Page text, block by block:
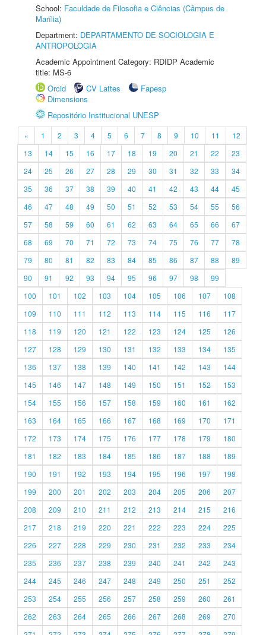
School: Faculdade de Filosofia e Ciências (Câmpus de
Marília)
Department: DEPARTAMENTO DE SOCIOLOGIA E
ANTROPOLOGIA
Academic Appointment Category: RDIDP Academic
title: MS-6
Orcid
CV Lattes
Fapesp
Dimensions
Repositório Institucional UNESP
« 1 2 3 4 5 6 7 8 9 10 11
12
13
14 15 16 17 18 19 20 21 22
23
24
25 26 27 28 29 30 31 32 33
34
35
36 37 38 39 40 41 42 43 44
45
46
47 48 49 50 51 52 53 54 55
56
57
58 59 60 61 62 63 64 65 66
67
68
69 70 71 72 73 74 75 76 77
78
79
80 81 82 83 84 85 86 87 88
89
90
91 92 93 94 95 96 97 98
99
100
101 102 103 104 105 106 107
108
109
110 111 112 113 114 115 116
117
118
119 120 121 122 123 124 125
126
127
128 129 130 131 132 133 134
135
136
137 138 139 140 141 142 143
144
145
146 147 148 149 150 151 152
153
154
155 156 157 158 159 160 161
162
163
164 165 166 167 168 169 170
171
172
173 174 175 176 177 178 179
180
181
182 183 184 185 186 187 188
189
190
191 192 193 194 195 196 197
198
199
200 201 202 203 204 205 206
207
208
209 210 211 212 213 214 215
216
217
218 219 220 221 222 223 224
225
226
227 228 229 230 231 232 233
234
235
236 237 238 239 240 241 242
243
244
245 246 247 248 249 250 251
252
253
254 255 256 257 258 259 260
261
262
263 264 265 266 267 268 269
270